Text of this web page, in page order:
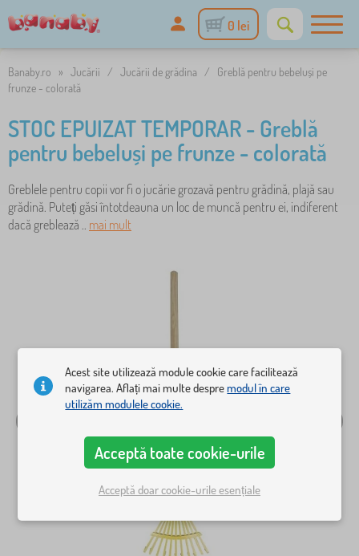
0 lei
Banaby.ro » Jucării / Jucării de grădina /
Greblă pentru bebeluși pe
frunze - colorată
STOC EPUIZAT TEMPORAR - Greblă
pentru bebeluși pe frunze - colorată
Greblele pentru copii vor fi o jucărie grozavă pentru grădină, plajă sau
grădină. Puteți găsi întotdeauna un loc de muncă pentru ei, indiferent
dacă greblează .. mai mult
Acest site utilizează module cookie care facilitează
navigarea. Aflați mai multe despremodul în care
utilizăm modulele cookie.
Acceptă toate cookie-urile
Acceptă doar cookie-urile esențiale